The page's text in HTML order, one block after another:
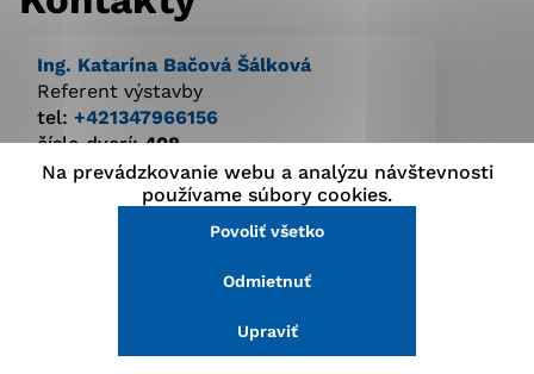
Ing. Katarína Bačová Šálková
Referent výstavby
tel: +421347966156
číslo dverí:408
katarina.bacova.salkova@malacky.sk
Na prevádzkovanie webu a analýzu návštevnosti
používame súbory cookies.
Povoliť všetko
Odmietnuť
Upraviť
Analytické cookies pomáhajú prevádzkovateľovi stránok
aby mohol stránky optimalizovať a ponúknuť im lepšiu
skúsenosť. Všetky dáta sa zbierajú anonymne a nie je
možné ich spojiť s konkrétnou osobou.
Povoliť všetko
Uložiť nastavenia
Viac informácií